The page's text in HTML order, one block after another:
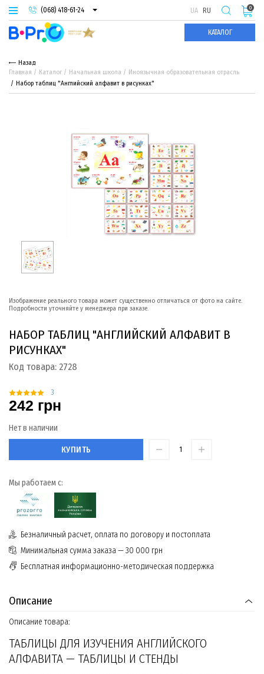
(068) 418-61-24
(093) 974-66-94
(095) 987-29-55
UA RU
КАТАЛОГ
0
Назад
Главная
Каталог Начальная школа
Иноязычная образовательная отрасль
Набор таблиц "Английский алфавит в рисунках"
Изображение реального товара может существенно отличаться от фото на сайте.
Подробности уточняйте у менеджера при заказе.
НАБОР ТАБЛИЦ "АНГЛИЙСКИЙ АЛФАВИТ В
РИСУНКАХ"
Код товара: 2728
3
242 грн
Нет в наличии
КУПИТЬ
Мы работаем с:
Безналичный расчет, оплата по договору и постоплата
Минимальная сумма заказа — 30 000 грн
Бесплатная информационно-методическая поддержка
Описание
Описание товара:
ТАБЛИЦЫ ДЛЯ ИЗУЧЕНИЯ АНГЛИЙСКОГО
АЛФАВИТА — ТАБЛИЦЫ И СТЕНДЫ